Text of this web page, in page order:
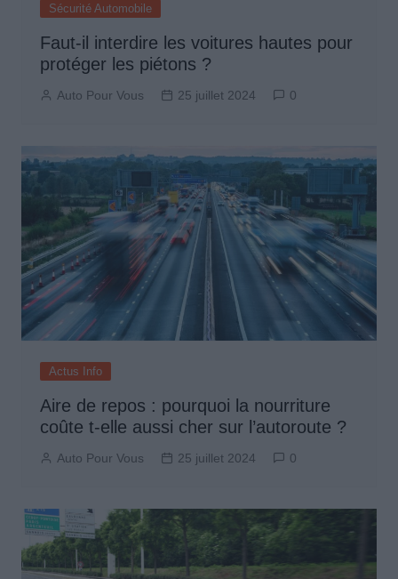
Sécurité Automobile
Faut-il interdire les voitures hautes pour
protéger les piétons ?
Auto Pour Vous 25 juillet 2024 0
Actus Info
Aire de repos : pourquoi la nourriture
coûte t-elle aussi cher sur l’autoroute ?
Auto Pour Vous 25 juillet 2024 0